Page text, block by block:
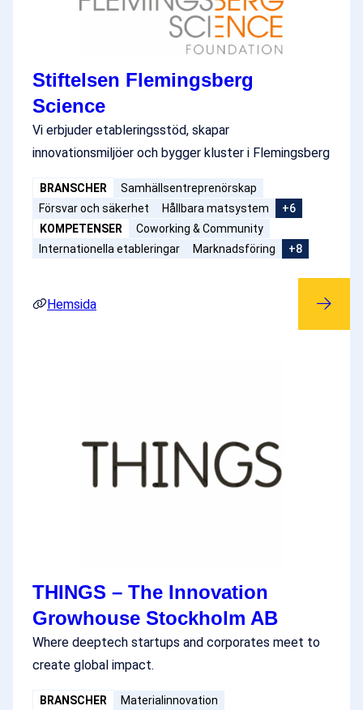
Stiftelsen Flemingsberg
Science
Vi erbjuder etableringsstöd, skapar
innovationsmiljöer och bygger kluster i Flemingsberg
BRANSCHER
Samhällsentreprenörskap
Försvar och säkerhet
Hållbara matsystem
+6
KOMPETENSER
Coworking & Community
Internationella etableringar
Marknadsföring +8
Hemsida
THINGS – The Innovation
Growhouse Stockholm AB
Where deeptech startups and corporates meet to
create global impact.
BRANSCHER Materialinnovation